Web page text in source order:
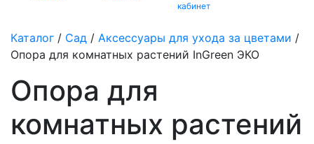
кабинет
Каталог / Сад / Аксессуары для ухода за цветами /
Опора для комнатных растений InGreen ЭКО
Опора для
комнатных растений